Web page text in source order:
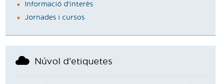
Informació d'interès
Jornades i cursos
Núvol d'etiquetes